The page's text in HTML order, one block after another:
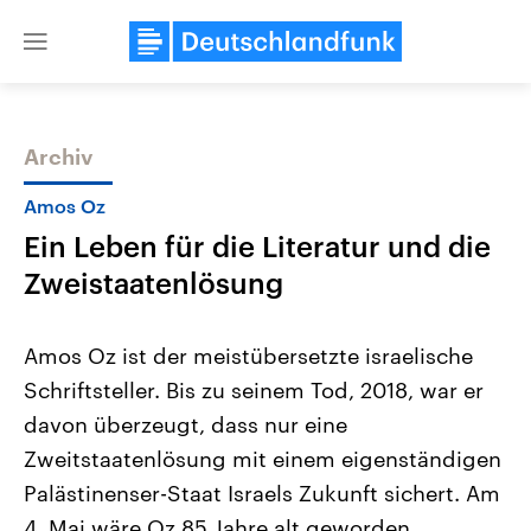
Close
Themen
Landtagswahl Sachsen-Anhalt
2026
Alle Informationen
Sachsen-Anhalt wählt am 6.
September 2026 einen neuen
Landtag. Seit 2021 wird das
Bundesland von einer Koalition aus
USA
Aktuelle Beiträge,
Hintergründe
Wirtschaftlich und
gehören die Vereinigten
den mächtigsten Ländern
mit großem Einfluss auf
Archiv
Amos Oz
Ein Leben für die Literatur und die
Zweistaatenlösung
Amos Oz ist der meistübersetzte israelische
Schriftsteller. Bis zu seinem Tod, 2018, war er
davon überzeugt, dass nur eine
Zweitstaatenlösung mit einem eigenständigen
Palästinenser-Staat Israels Zukunft sichert. Am